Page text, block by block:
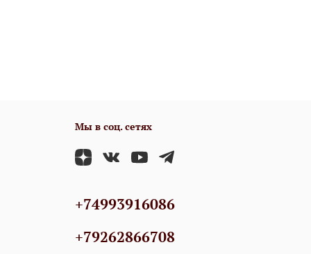
Мы в соц. сетях
+74993916086
+79262866708